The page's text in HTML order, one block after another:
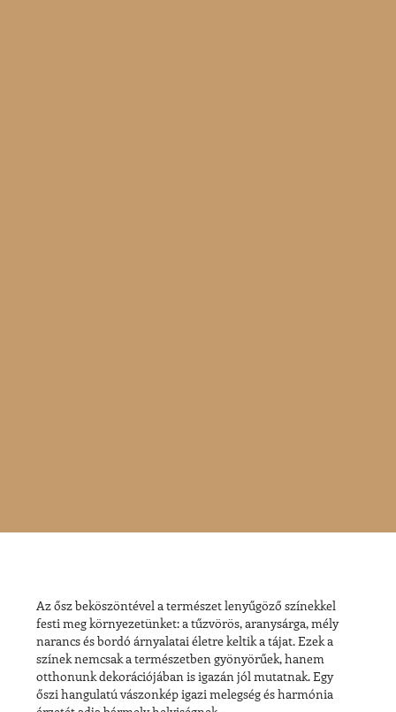
Az ősz beköszöntével a természet lenyűgöző színekkel
festi meg környezetünket: atűzvörös, aranysárga, mély
narancs és bordó árnyalataiéletre keltik a tájat. Ezek a
színek nemcsak a természetben gyönyörűek, hanem
otthonunk dekorációjában is igazán jól mutatnak. Egy
őszi hangulatú vászonképigazi melegség és harmónia